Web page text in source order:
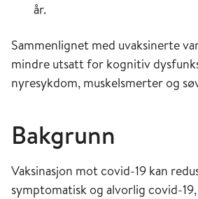
år.
Sammenlignet med uvaksinerte
mindre utsatt for kognitiv
nyresykdom, muskelsmerter og
Bakgrunn
Vaksinasjon mot covid-19 kan
symptomatisk og alvorlig covid-